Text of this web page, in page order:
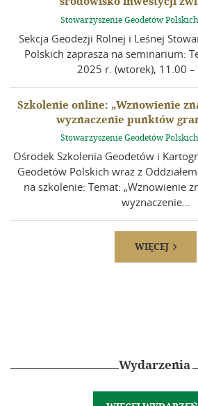
Stowarzyszenie Geodetów Polskich
Sekcja Geodezji Rolnej i Leśnej
Polskich zaprasza na seminarium:
2025 r. (wtorek), 11.00 –
Szkolenie online: „Wznowienie
wyznaczenie punktów
Stowarzyszenie Geodetów Polskich
Ośrodek Szkolenia Geodetów i
Geodetów Polskich wraz z
na szkolenie: Temat: „Wznowienie
wyznaczenie…
WIĘCEJ 
Wydarzenia